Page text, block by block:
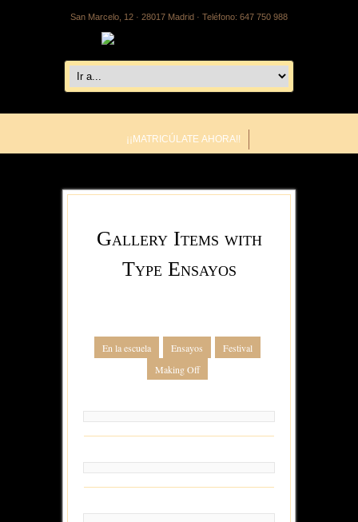
San Marcelo, 12 · 28017 Madrid · Teléfono: 647 750 988
¡¡MATRICÚLATE AHORA!!
Gallery Items with
Type Ensayos
En la escuela Ensayos
Festival
Making Off